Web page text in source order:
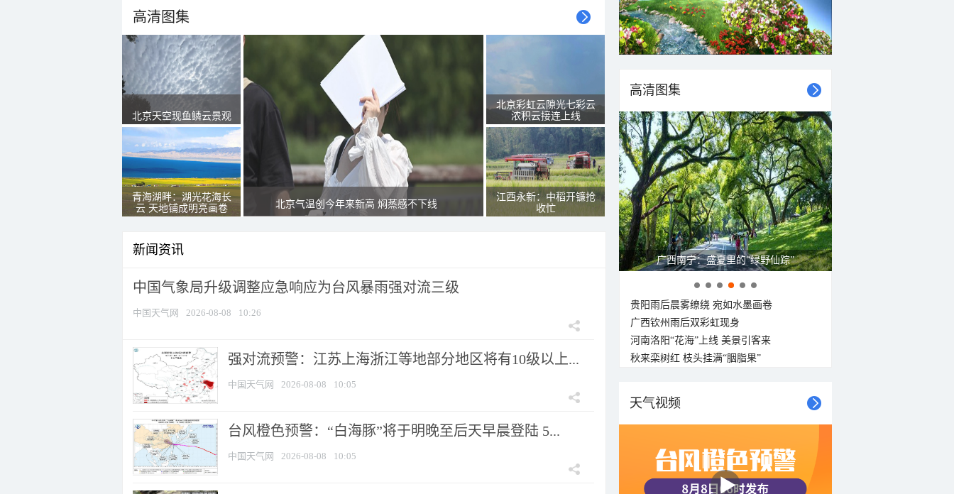
高清图集
北京天空现鱼鳞云景观
青海湖畔：湖光花海长
云 天地铺成明亮画卷
北京气温创今年来新高 焖蒸感不下线
北京彩虹云隙光七彩云
浓积云接连上线
江西永新：中稻开镰抢
收忙
新闻资讯
中国气象局升级调整应急响应为台风暴雨强对流三级
中国天气网 2026-08-08 10:26
强对流预警：江苏上海浙江等地部分地区将有10级以上...
中国天气网 2026-08-08 10:05
台风橙色预警：“白海豚”将于明晚至后天早晨登陆 5...
中国天气网 2026-08-08 10:05
高清图集
广西南宁：盛夏里的“绿野仙踪”
贵阳雨后晨雾缭绕 宛如水墨画卷
广西钦州雨后双彩虹现身
河南洛阳“花海”上线 美景引客来
秋来栾树红 枝头挂满“胭脂果”
天气视频